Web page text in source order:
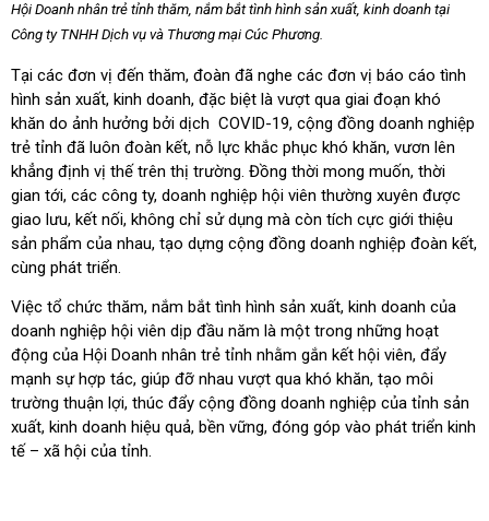
Hội Doanh nhân trẻ tỉnh thăm, nắm bắt tình hình sản xuất, kinh doanh tại
Công ty TNHH Dịch vụ và Thương mại Cúc Phương.
Tại các đơn vị đến thăm, đoàn đã nghe các đơn vị báo cáo tình
hình sản xuất, kinh doanh, đặc biệt là vượt qua giai đoạn khó
khăn do ảnh hưởng bởi dịch COVID-19, cộng đồng doanh nghiệp
trẻ tỉnh đã luôn đoàn kết, nỗ lực khắc phục khó khăn, vươn lên
khẳng định vị thế trên thị trường. Đồng thời mong muốn, thời
gian tới, các công ty, doanh nghiệp hội viên thường xuyên được
giao lưu, kết nối, không chỉ sử dụng mà còn tích cực giới thiệu
sản phẩm của nhau, tạo dựng cộng đồng doanh nghiệp đoàn kết,
cùng phát triển.
Việc tổ chức thăm, nắm bắt tình hình sản xuất, kinh doanh của
doanh nghiệp hội viên dịp đầu năm là một trong những hoạt
động của Hội Doanh nhân trẻ tỉnh nhằm gắn kết hội viên, đẩy
mạnh sự hợp tác, giúp đỡ nhau vượt qua khó khăn, tạo môi
trường thuận lợi, thúc đẩy cộng đồng doanh nghiệp của tỉnh sản
xuất, kinh doanh hiệu quả, bền vững, đóng góp vào phát triển kinh
tế – xã hội của tỉnh.